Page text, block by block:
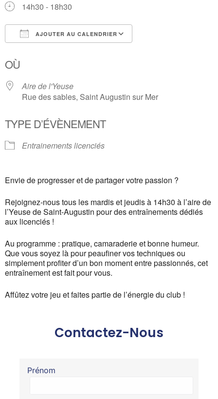
14h30 - 18h30
AJOUTER AU CALENDRIER
OÙ
Aire de l'Yeuse
Rue des sables, Saint Augustin sur Mer
TYPE D’ÉVÈNEMENT
Entrainements licenciés
Envie de progresser et de partager votre passion ?
Rejoignez-nous tous les mardis et jeudis à 14h30 à l’aire de
l’Yeuse de Saint-Augustin pour des entraînements dédiés
aux licenciés !
Au programme : pratique, camaraderie et bonne humeur.
Que vous soyez là pour peaufiner vos techniques ou
simplement profiter d’un bon moment entre passionnés, cet
entraînement est fait pour vous.
Affûtez votre jeu et faites partie de l’énergie du club !
Contactez-Nous
Prénom